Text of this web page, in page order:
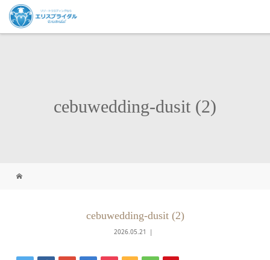
cebuwedding-dusit (2)
cebuwedding-dusit (2)
2026.05.21